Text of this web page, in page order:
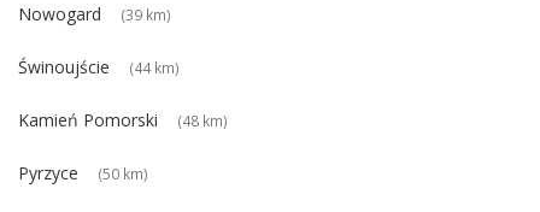
Nowogard (39 km)
Świnoujście (44 km)
Kamień Pomorski (48 km)
Pyrzyce (50 km)